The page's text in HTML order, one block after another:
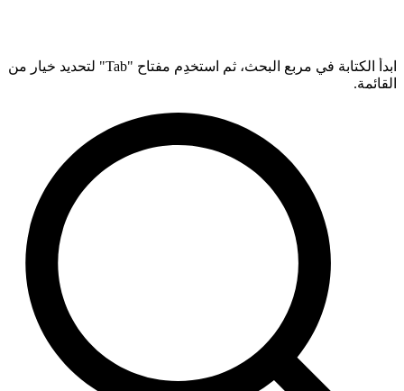
ابدأ الكتابة في مربع البحث، ثم استخدِم مفتاح "Tab" لتحديد خيار من
القائمة.